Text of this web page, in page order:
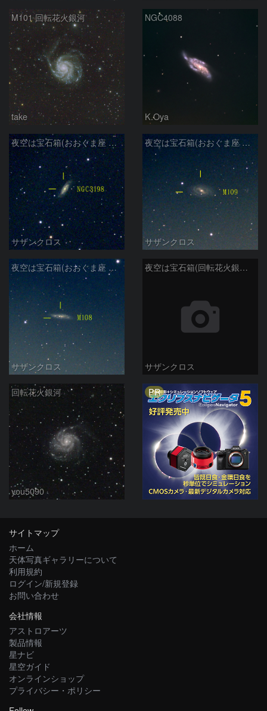
M101 回転花火銀河
take
NGC4088
K.Oya
夜空は宝石箱(おおぐま座 NGC3198) Seestar50
サザンクロス
夜空は宝石箱(おおぐま座 M109) Seestar50
サザンクロス
夜空は宝石箱(おおぐま座 M108) Seestar50
サザンクロス
夜空は宝石箱(回転花火銀河 M101) Seestar50
サザンクロス
回転花火銀河
you5090
PR
サイトマップ
ホーム
天体写真ギャラリーについて
利用規約
ログイン/新規登録
お問い合わせ
会社情報
アストロアーツ
製品情報
星ナビ
星空ガイド
オンラインショップ
プライバシー・ポリシー